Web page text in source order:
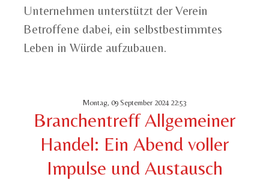
Unternehmen unterstützt der Verein
Betroffene dabei, ein selbstbestimmtes
Leben in Würde aufzubauen.
Montag, 09 September 2024 22:53
Branchentreff Allgemeiner
Handel: Ein Abend voller
Impulse und Austausch